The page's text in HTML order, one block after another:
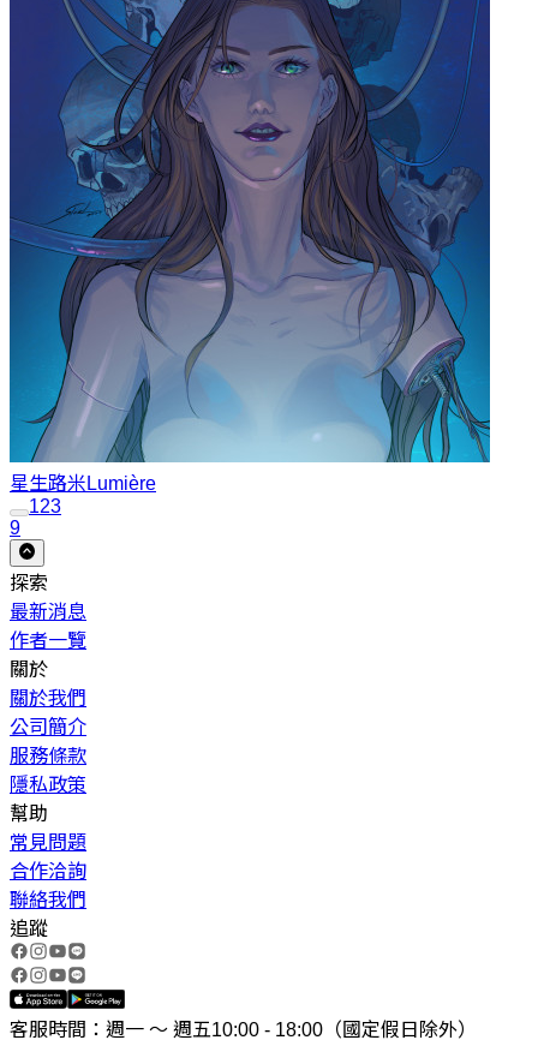
星生路米Lumière
123
9
探索
最新消息
作者一覽
關於
關於我們
公司簡介
服務條款
隱私政策
幫助
常見問題
合作洽詢
聯絡我們
追蹤
客服時間：週一 ～ 週五10:00 - 18:00（國定假日除外）